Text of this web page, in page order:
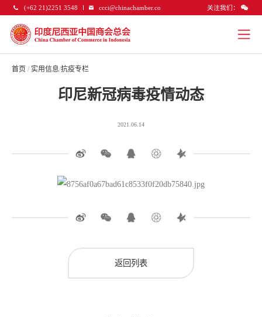
(+62 21)2251 3548 ccci@chinachamber.co 关注我们：
首页 / 实用信息/抗疫专栏
印尼新冠病毒疫情动态
2021.06.14
返回列表